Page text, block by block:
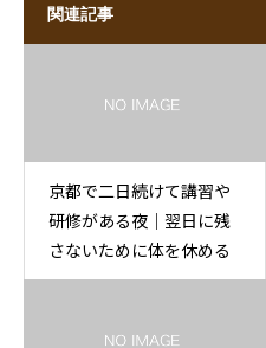
関連記事
京都で二日続けて講習や
研修がある夜｜翌日に残
さないために体を休める